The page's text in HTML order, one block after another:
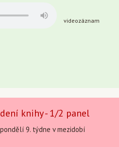
videozáznam
knihy - 1/2 panel
9. týdne v mezidobí